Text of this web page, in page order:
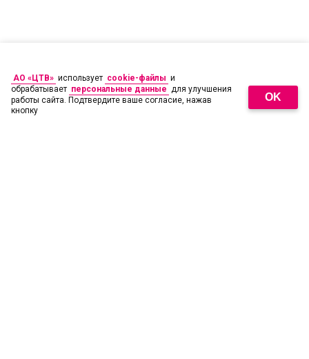
АО «ЦТВ» использует cookie-файлы и
обрабатывает персональные данные для улучшения
работы сайта. Подтвердите ваше согласие, нажав
кнопку
OK